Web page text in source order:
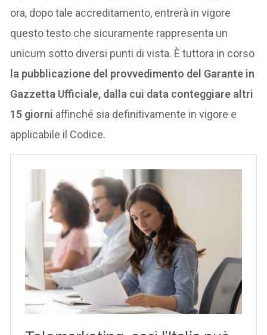
ora, dopo tale accreditamento, entrerà in vigore
questo testo che sicuramente rappresenta un
unicum sotto diversi punti di vista. È tuttora in corso
la pubblicazione del provvedimento del Garante in
Gazzetta Ufficiale, dalla cui data conteggiare altri
15 giorni affinché sia definitivamente in vigore e
applicabile il Codice.